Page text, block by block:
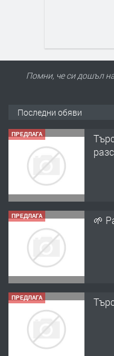
Помни, че си дошъл
Последни обяви
ПРЕДЛАГА
ПРЕДЛАГА 🌱
ПРЕДЛАГА